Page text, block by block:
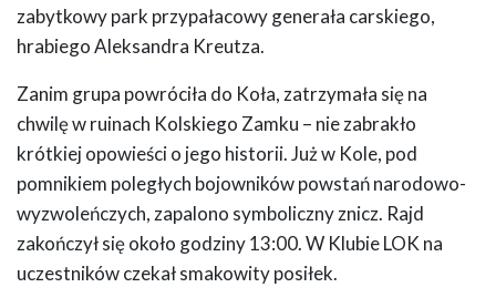
zabytkowy park przypałacowy generała carskiego,
hrabiego Aleksandra Kreutza.
Zanim grupa powróciła do Koła, zatrzymała się na
chwilę w ruinach Kolskiego Zamku – nie zabrakło
krótkiej opowieści o jego historii. Już w Kole, pod
pomnikiem poległych bojowników powstań narodowo-
wyzwoleńczych, zapalono symboliczny znicz. Rajd
zakończył się około godziny 13:00. W Klubie LOK na
uczestników czekał smakowity posiłek.